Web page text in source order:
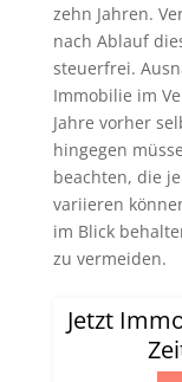
zehn Jahren.
nach Ablauf
steuerfrei.
Immobilie im
Jahre vorher
hingegen
beachten, die
variieren
im Blick
zu vermeiden.
Jetzt